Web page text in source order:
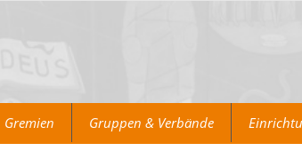
Gremien Gruppen & Verbände